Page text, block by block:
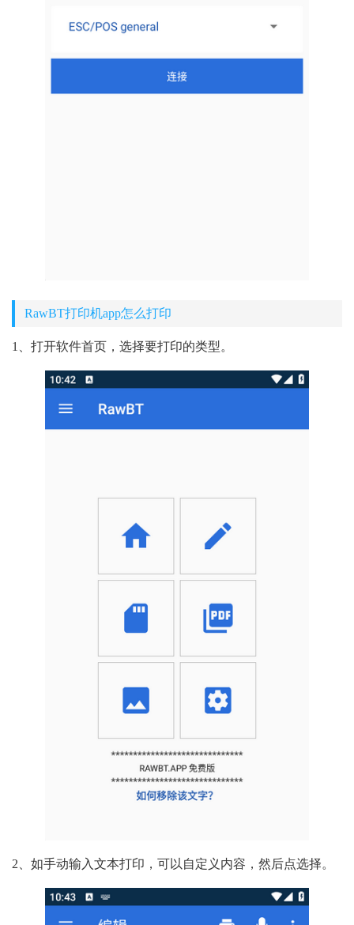
RawBT打印机app怎么打印
1、打开软件首页，选择要打印的类型。
2、如手动输入文本打印，可以自定义内容，然后点选择。